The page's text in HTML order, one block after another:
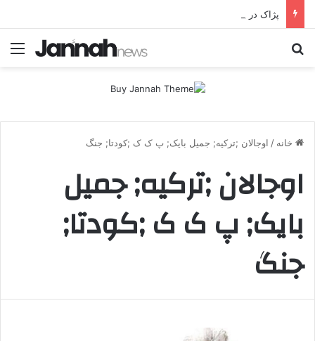
خانه / اوجالان ;ترکیه; جمیل بایک; پ ک ک ;کودتا; جنگ
اوجالان ;ترکیه; جمیل
بایک; پ ک ک ;کودتا;
جنگ